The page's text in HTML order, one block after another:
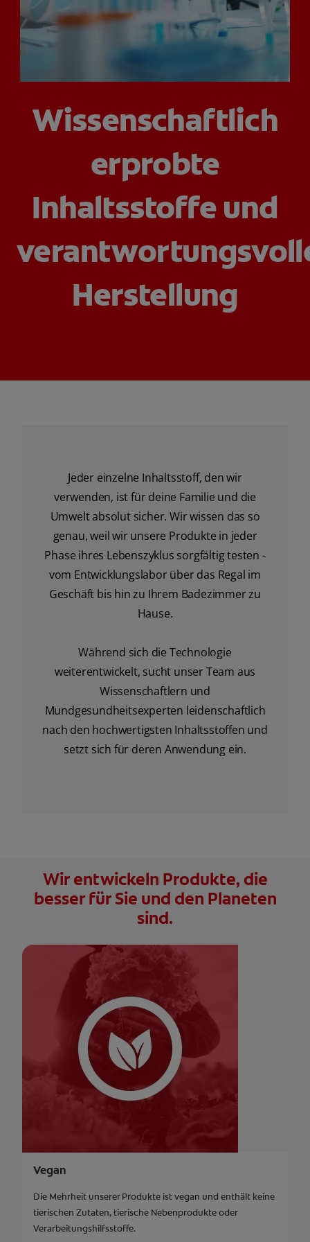
PRODUKT-FINDER
FÜR ZAHNÄRZTINNEN/ZAHNÄRZTE
COLGATE® MARKENSHOP
Wissenschaftlich
erprobte
Inhaltsstoffe und
Herstellung
Jeder einzelne Inhaltsstoff, den wir
verwenden, ist für deine Familie und die
Umwelt absolut sicher. Wir wissen das so
genau, weil wir unsere Produkte in jeder
Phase ihres Lebenszyklus sorgfältig testen -
vom Entwicklungslabor über das Regal im
Geschäft bis hin zu Ihrem Badezimmer zu
Hause.
Während sich die Technologie
weiterentwickelt, sucht unser Team aus
Wissenschaftlern und
Mundgesundheitsexperten leidenschaftlich
nach den hochwertigsten Inhaltsstoffen und
setzt sich für deren Anwendung ein.
Wir entwickeln Produkte, die
besser für Sie und den Planeten
sind.
Vegan
Die Mehrheit unserer Produkte ist vegan und enthält keine
tierischen Zutaten, tierische Nebenprodukte oder
Verarbeitungshilfsstoffe.